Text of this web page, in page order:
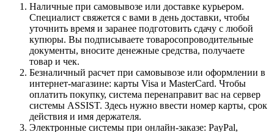
Наличные при самовывозе или доставке курьером.
Специалист свяжется с вами в день доставки, чтобы
уточнить время и заранее подготовить сдачу с любой
купюры. Вы подписываете товаросопроводительные
документы, вносите денежные средства, получаете
товар и чек.
Безналичный расчет при самовывозе или оформлении в
интернет-магазине: карты Visa и MasterCard. Чтобы
оплатить покупку, система перенаправит вас на сервер
системы ASSIST. Здесь нужно ввести номер карты, срок
действия и имя держателя.
Электронные системы при онлайн-заказе: PayPal,